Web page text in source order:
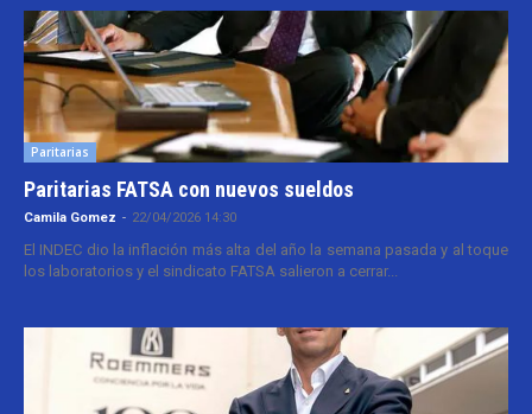
Paritarias
Paritarias FATSA con nuevos sueldos
Camila Gomez - 22/04/2026 14:30
El INDEC dio la inflación más alta del año la semana pasada y al toque
los laboratorios y el sindicato FATSA salieron a cerrar...